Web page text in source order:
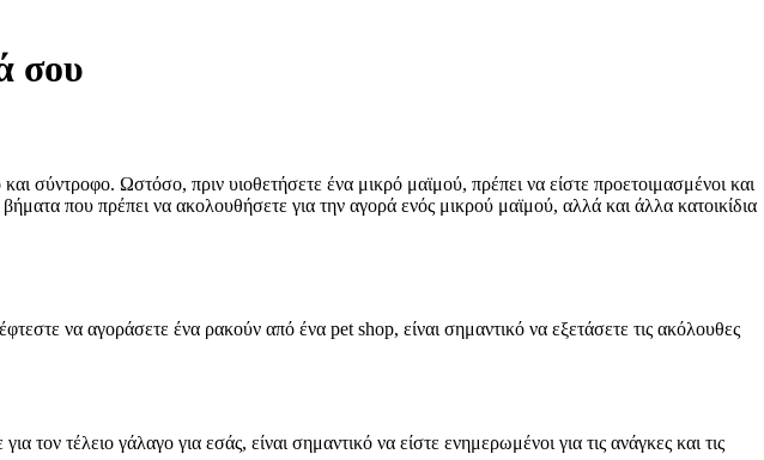
σου
σύντροφο. Ωστόσο, πριν υιοθετήσετε ένα μικρό μαϊμού, πρέπει να είστε προετοιμασμένοι και
που πρέπει να ακολουθήσετε για την αγορά ενός μικρού μαϊμού, αλλά και άλλα κατοικίδια
να αγοράσετε ένα ρακούν από ένα pet shop, είναι σημαντικό να εξετάσετε τις ακόλουθες
τον τέλειο γάλαγο για εσάς, είναι σημαντικό να είστε ενημερωμένοι για τις ανάγκες και τις